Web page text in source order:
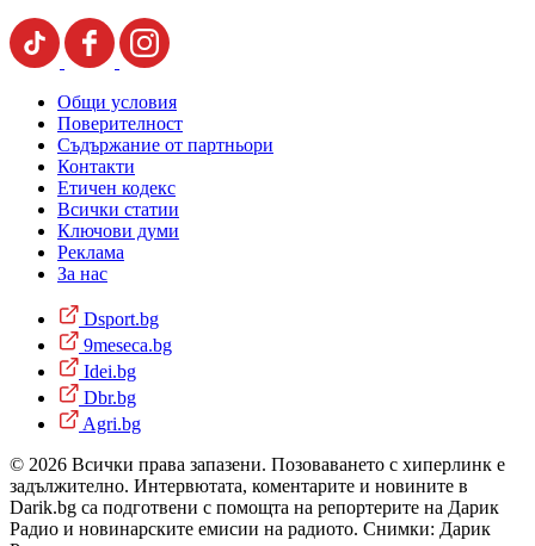
Общи условия
Поверителност
Съдържание от партньори
Контакти
Етичен кодекс
Всички статии
Ключови думи
Реклама
За нас
Dsport.bg
9meseca.bg
Idei.bg
Dbr.bg
Agri.bg
© 2026 Всички права запазени. Позоваването с хиперлинк е
задължително. Интервютата, коментарите и новините в
Darik.bg са подготвени с помощта на репортерите на Дарик
Радио и новинарските емисии на радиото. Снимки: Дарик